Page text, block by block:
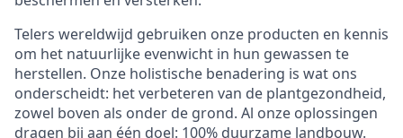
Telers wereldwijd gebruiken onze producten en kennis
om het natuurlijke evenwicht in hun gewassen te
herstellen. Onze holistische benadering is wat ons
onderscheidt: het verbeteren van de plantgezondheid,
zowel boven als onder de grond. Al onze oplossingen
dragen bij aan één doel: 100% duurzame landbouw.